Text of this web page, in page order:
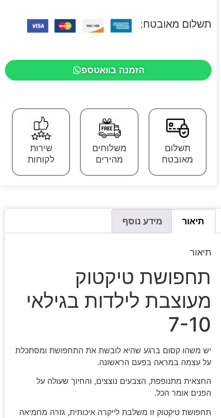
תשלום מאובטח:
הזמנה בוואטספ
תשלום
מאובטח
משלוחים
מהירים
שירות
לקוחות
תיאור מידע נוסף
תיאור
תחפושת טיקטוק
מעוצבת לילדות בגילאי
7-10
יש משהו קסום ברגע שהיא לובשת את התחפושת ומסתכלת
על עצמה במראה בפעם הראשונה.
החצאית מתנופפת, הצבעים נוצצים, והחיוך שעולה על
הפנים אומר הכל.
תחפושת טיקטוק זו משלבת לייקרה איכותית, גזרה מחמיאה